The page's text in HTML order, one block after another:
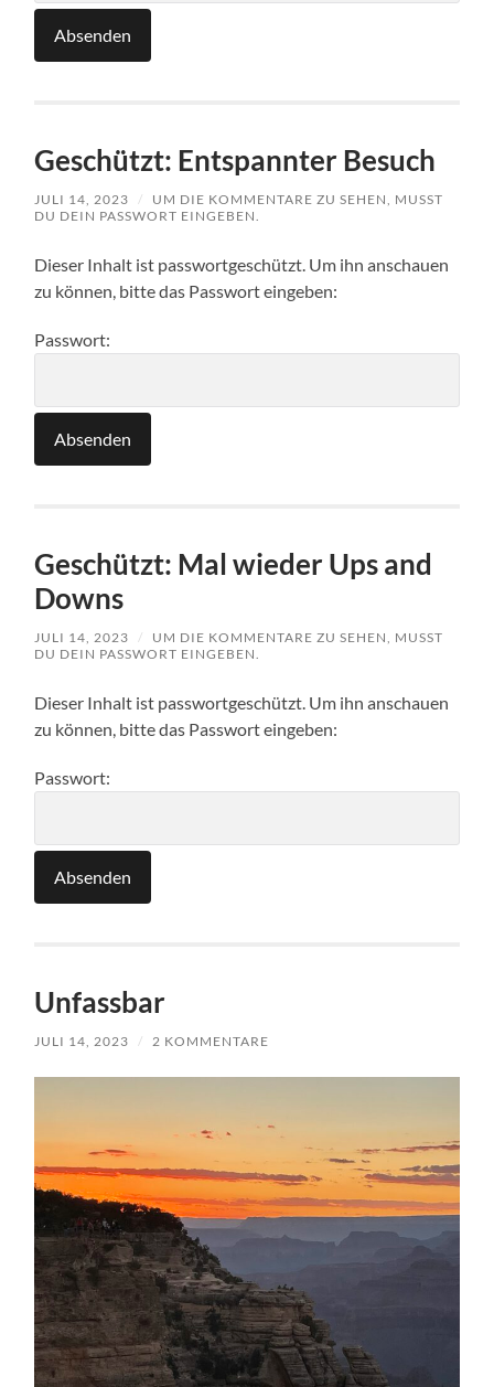
Geschützt: Entspannter Besuch
JULI 14, 2023 /
UM DIE KOMMENTARE ZU SEHEN, MUSST
DU DEIN PASSWORT EINGEBEN.
Dieser Inhalt ist passwortgeschützt. Um ihn anschauen
zu können, bitte das Passwort eingeben:
Passwort:
Geschützt: Mal wieder Ups and
Downs
JULI 14, 2023 /
UM DIE KOMMENTARE ZU SEHEN, MUSST
DU DEIN PASSWORT EINGEBEN.
Dieser Inhalt ist passwortgeschützt. Um ihn anschauen
zu können, bitte das Passwort eingeben:
Passwort:
Unfassbar
JULI 14, 2023 / 2 KOMMENTARE